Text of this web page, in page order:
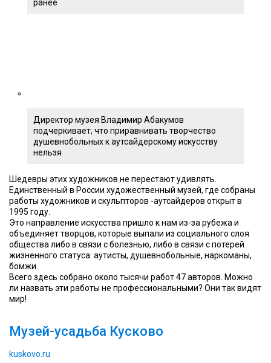
ранее
Директор музея Владимир Абакумов
подчеркивает, что приравнивать творчество
душевнобольных к аутсайдерскому искусству
нельзя
Шедевры этих художников не перестают удивлять.
Единственный в России художественный музей, где собраны
работы художников и скульпторов -аутсайдеров открыт в
1995 году.
Это направление искусства пришло к нам из-за рубежа и
объединяет творцов, которые выпали из социального слоя
общества либо в связи с болезнью, либо в связи с потерей
жизненного статуса: аутисты, душевнобольные, наркоманы,
бомжи.
Всего здесь собрано около тысячи работ 47 авторов. Можно
ли назвать эти работы не профессиональными? Они так видят
мир!
Музей-усадьба Кусково
kuskovo.ru